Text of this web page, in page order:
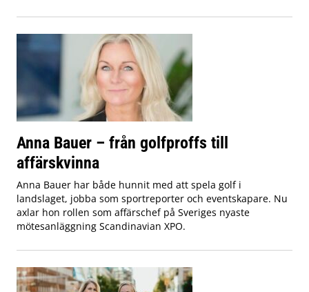
Anna Bauer – från golfproffs till
affärskvinna
Anna Bauer har både hunnit med att spela golf i
landslaget, jobba som sportreporter och eventskapare. Nu
axlar hon rollen som affärschef på Sveriges nyaste
mötesanläggning Scandinavian XPO.